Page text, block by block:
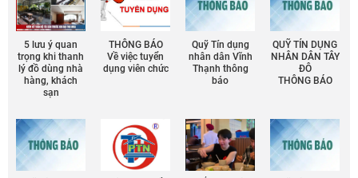
5 lưu ý quan
trọng khi thanh
lý đồ dùng nhà
hàng, khách
sạn
THÔNG BÁO
Về việc tuyển
dụng viên chức
Quỹ Tín dụng
nhân dân Vĩnh
Thạnh thông
báo
QUỸ TÍN DỤNG
NHÂN DÂN TÂY
ĐÔ
THÔNG BÁO